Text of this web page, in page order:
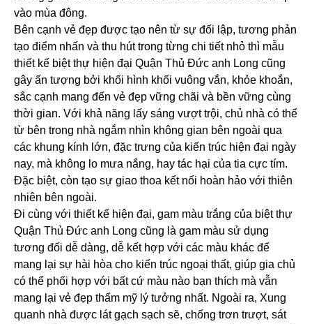
vào mùa đông.
Bên cạnh vẻ đẹp được tạo nên từ sự đối lập, tương phản
tạo điểm nhấn và thu hút trong từng chi tiết nhỏ thì mẫu
thiết kế biệt thự hiện đại Quận Thủ Đức anh Long cũng
gây ấn tượng bởi khối hình khối vuông vắn, khỏe khoắn,
sắc cạnh mang đến vẻ đẹp vững chãi và bền vững cùng
thời gian. Với khả năng lấy sáng vượt trội, chủ nhà có thể
từ bên trong nhà ngắm nhìn không gian bên ngoài qua
các khung kính lớn, đặc trưng của kiến trúc hiện đại ngày
nay, mà không lo mưa nắng, hay tác hại của tia cực tím.
Đặc biệt, còn tạo sự giao thoa kết nối hoàn hảo với thiên
nhiên bên ngoài.
Đi cùng với thiết kế hiện đại, gam màu trắng của biệt thự
Quận Thủ Đức anh Long cũng là gam màu sử dụng
tương đối dễ dàng, dễ kết hợp với các màu khác để
mang lại sự hài hòa cho kiến trúc ngoại thất, giúp gia chủ
có thể phối hợp với bất cứ màu nào bạn thích mà vẫn
mang lại vẻ đẹp thẩm mỹ lý tưởng nhất. Ngoài ra, Xung
quanh nhà được lát gạch sạch sẽ, chống trơn trượt, sát